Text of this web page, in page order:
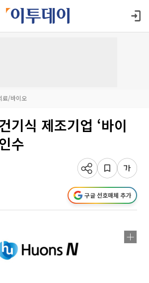
료/바이오
기식 제조기업 ‘바이
수
구글 선호매체 추가